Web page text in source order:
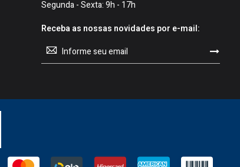
Segunda - Sexta: 9h - 17h
Receba as nossas novidades por e-mail:
Sign
Up
for